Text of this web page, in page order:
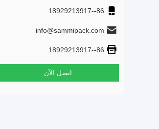
86--18929213917
info@sammipack.com
86--18929213917
اتصل الآن